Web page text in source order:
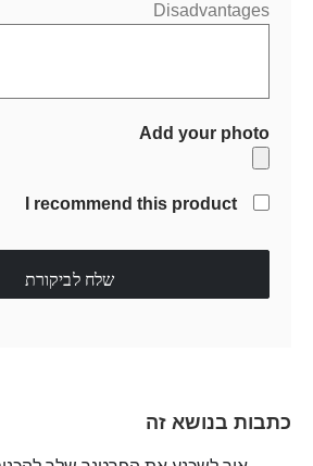
Disadvantages
Add your photo
I recommend this product
שלח לביקורת
כתבות בנושא זה